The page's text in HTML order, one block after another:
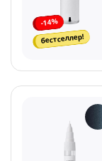
-14%
бестселлер!